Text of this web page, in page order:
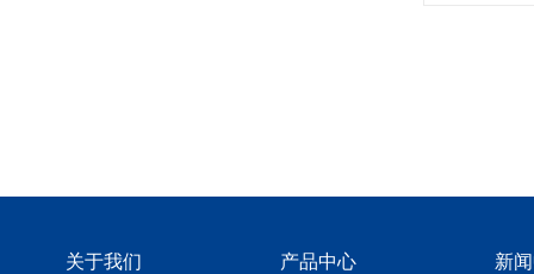
关于我们 产品中心 新